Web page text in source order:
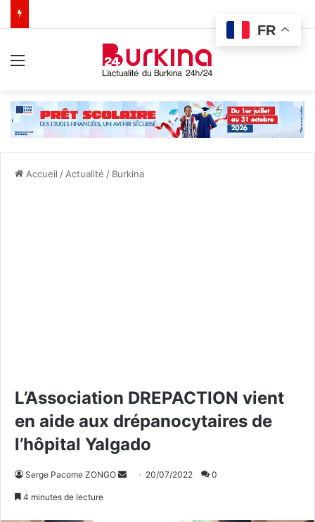
Accueil / Actualité / Burkina
L’Association DREPACTION vient
en aide aux drépanocytaires de
l’hôpital Yalgado
Serge Pacome ZONGO 20/07/2022 0
4 minutes de lecture
FR